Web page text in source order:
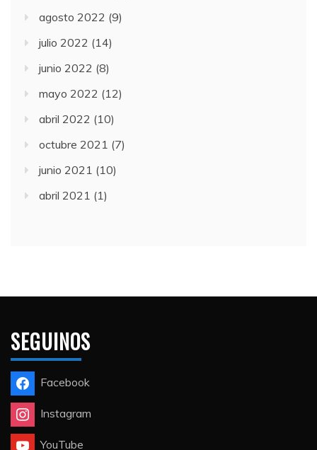
agosto 2022 (9)
julio 2022 (14)
junio 2022 (8)
mayo 2022 (12)
abril 2022 (10)
octubre 2021 (7)
junio 2021 (10)
abril 2021 (1)
SEGUINOS
Facebook
Instagram
YouTube